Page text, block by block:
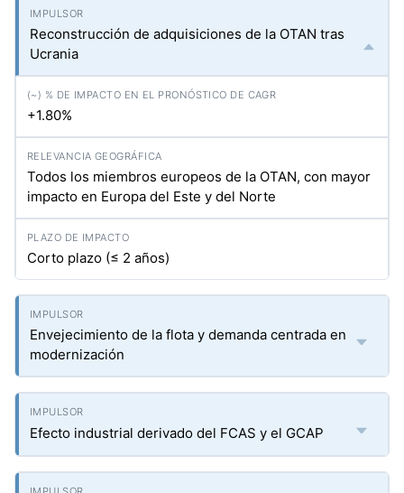
Reconstrucción de adquisiciones de la OTAN tras
Ucrania
+1.80%
Todos los miembros europeos de la OTAN, con mayor
impacto en Europa del Este y del Norte
Corto plazo (≤ 2 años)
Envejecimiento de la flota y demanda centrada en
modernización
Efecto industrial derivado del FCAS y el GCAP